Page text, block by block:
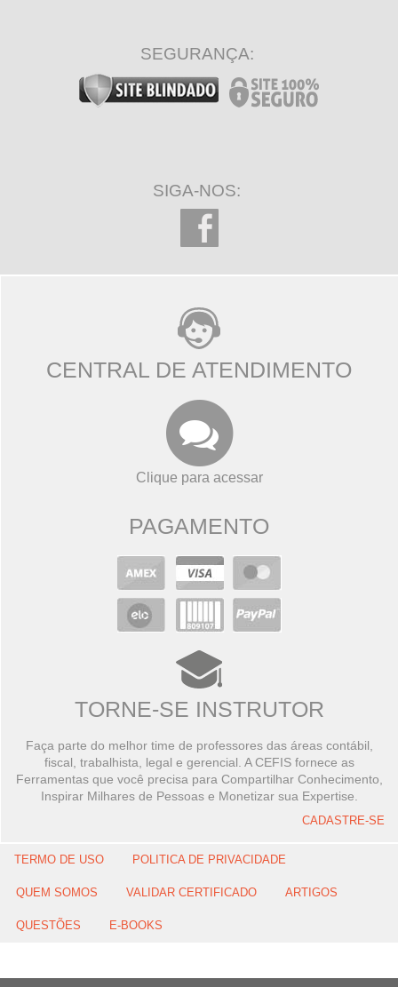
SEGURANÇA:
SIGA-NOS:
CENTRAL DE ATENDIMENTO
Clique para acessar
PAGAMENTO
TORNE-SE INSTRUTOR
Faça parte do melhor time de professores das áreas contábil,
fiscal, trabalhista, legal e gerencial. A CEFIS fornece as
Ferramentas que você precisa para Compartilhar Conhecimento,
Inspirar Milhares de Pessoas e Monetizar sua Expertise.
CADASTRE-SE
TERMO DE USO POLITICA DE PRIVACIDADE
QUEM SOMOS VALIDAR CERTIFICADO ARTIGOS
QUESTÕES E-BOOKS